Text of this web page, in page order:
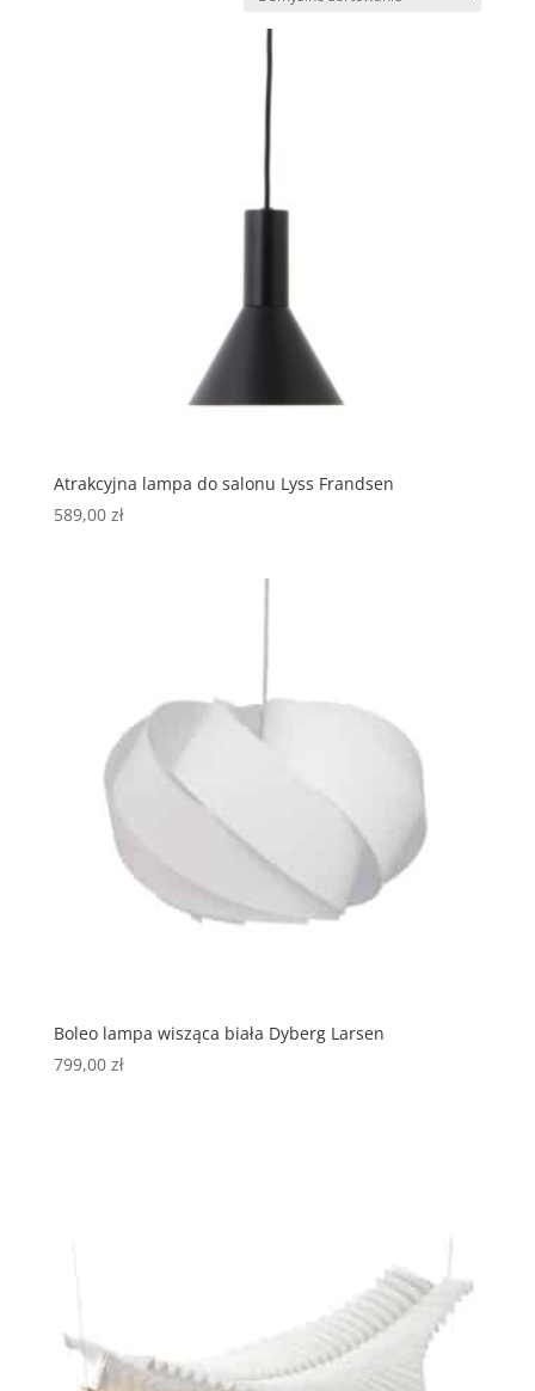
Atrakcyjna lampa do salonu Lyss Frandsen
589,00 zł
Boleo lampa wisząca biała Dyberg Larsen
799,00 zł